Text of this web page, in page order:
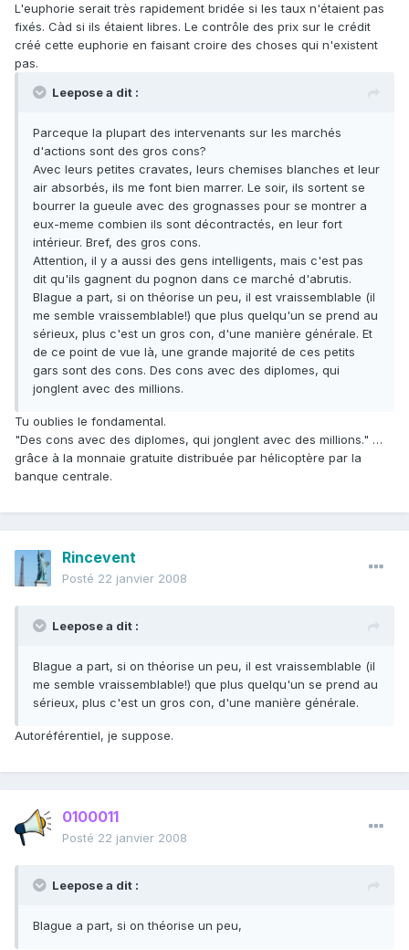
L'euphorie serait très rapidement bridée si les taux n'étaient pas
fixés. Càd si ils étaient libres. Le contrôle des prix sur le crédit
créé cette euphorie en faisant croire des choses qui n'existent
pas.
Leepose a dit :
Parceque la plupart des intervenants sur les marchés
d'actions sont des gros cons?
Avec leurs petites cravates, leurs chemises blanches et leur
air absorbés, ils me font bien marrer. Le soir, ils sortent se
bourrer la gueule avec des grognasses pour se montrer a
eux-meme combien ils sont décontractés, en leur fort
intérieur. Bref, des gros cons.
Attention, il y a aussi des gens intelligents, mais c'est pas
dit qu'ils gagnent du pognon dans ce marché d'abrutis.
Blague a part, si on théorise un peu, il est vraissemblable (il
me semble vraissemblable!) que plus quelqu'un se prend au
sérieux, plus c'est un gros con, d'une manière générale. Et
de ce point de vue là, une grande majorité de ces petits
gars sont des cons. Des cons avec des diplomes, qui
jonglent avec des millions.
Tu oublies le fondamental.
"Des cons avec des diplomes, qui jonglent avec des millions." …
grâce à la monnaie gratuite distribuée par hélicoptère par la
banque centrale.
Rincevent
Posté 22 janvier 2008
Leepose a dit :
Blague a part, si on théorise un peu, il est vraissemblable (il
me semble vraissemblable!) que plus quelqu'un se prend au
sérieux, plus c'est un gros con, d'une manière générale.
Autoréférentiel, je suppose.
0100011
Posté 22 janvier 2008
Leepose a dit :
Blague a part, si on théorise un peu,